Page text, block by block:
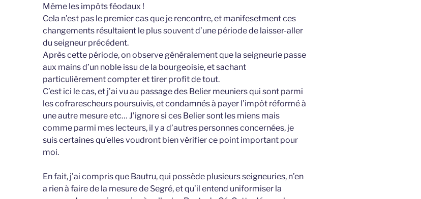
Même les impôts féodaux !
Cela n’est pas le premier cas que je rencontre, et manifesetment ces
changements résultaient le plus souvent d’une période de laisser-aller
du seigneur précédent.
Après cette période, on observe généralement que la seigneurie passe
aux mains d’un noble issu de la bourgeoisie, et sachant
particulièrement compter et tirer profit de tout.
C’est ici le cas, et j’ai vu au passage des Belier meuniers qui sont parmi
les cofrarescheurs poursuivis, et condamnés à payer l’impôt réformé à
une autre mesure etc… J’ignore si ces Belier sont les miens mais
comme parmi mes lecteurs, il y a d’autres personnes concernées, je
suis certaines qu’elles voudront bien vérifier ce point important pour
moi.
En fait, j’ai compris que Bautru, qui possède plusieurs seigneuries, n’en
a rien à faire de la mesure de Segré, et qu’il entend uniformiser la